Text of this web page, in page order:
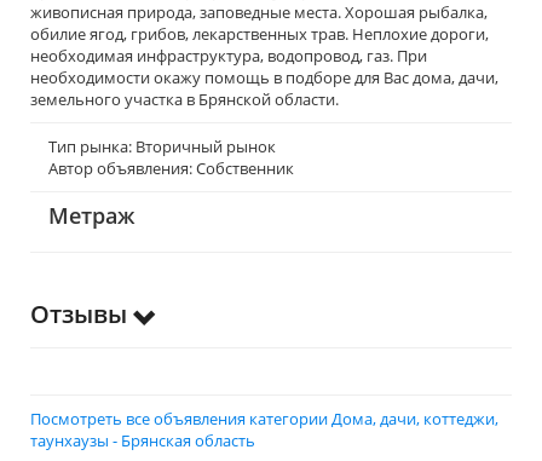
живописная природа, заповедные места. Хорошая рыбалка,
обилие ягод, грибов, лекарственных трав. Неплохие дороги,
необходимая инфраструктура, водопровод, газ. При
необходимости окажу помощь в подборе для Вас дома, дачи,
земельного участка в Брянской области.
Тип рынка: Вторичный рынок
Автор объявления: Собственник
Метраж
Отзывы
Посмотреть все объявления категории Дома, дачи, коттеджи,
таунхаузы - Брянская область